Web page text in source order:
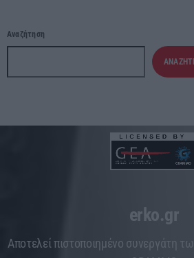
Αναζήτηση
erko.gr
Aποτελεί πιστοποιημένο συνεργάτη